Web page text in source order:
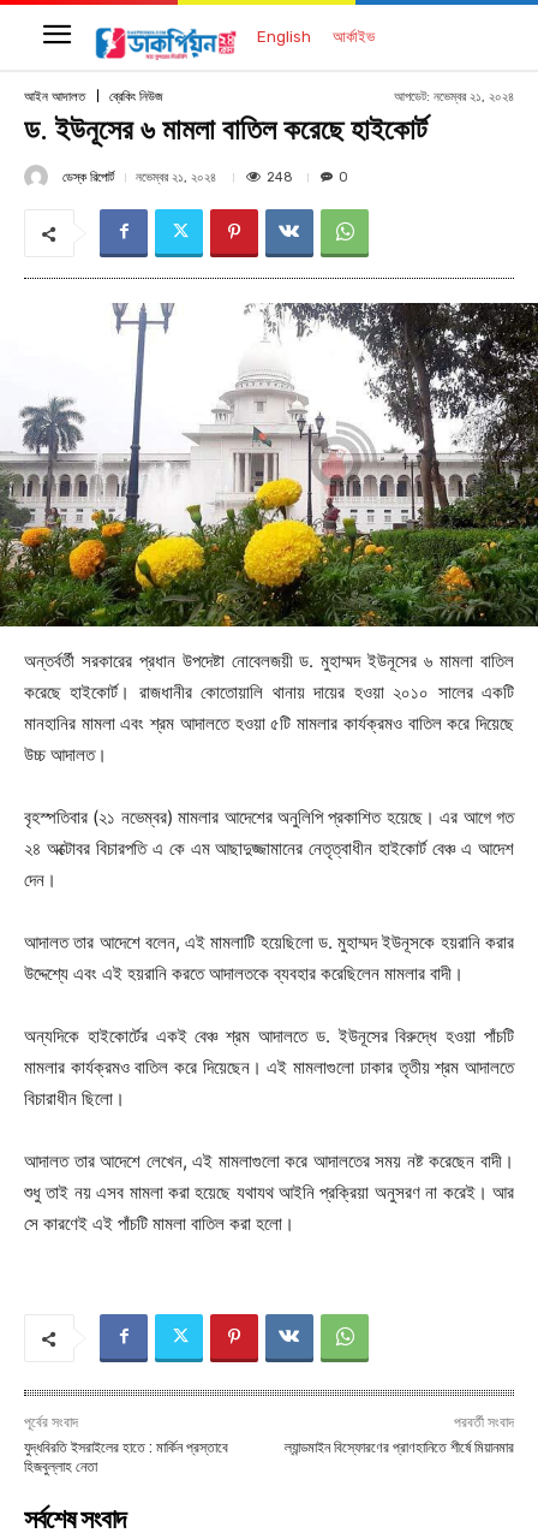
English আর্কাইভ
আইন আদালত ব্রেকিং নিউজ আপডেট: নভেম্বর ২১, ২০২৪
ড. ইউনূসের ৬ মামলা বাতিল করেছে হাইকোর্ট
ডেস্ক রিপোর্ট নভেম্বর ২১, ২০২৪ 248 0
অন্তর্বর্তী সরকারের প্রধান উপদেষ্টা নোবেলজয়ী ড. মুহাম্মদ ইউনূসের ৬ মামলা বাতিল
করেছে হাইকোর্ট। রাজধানীর কোতোয়ালি থানায় দায়ের হওয়া ২০১০ সালের একটি
মানহানির মামলা এবং শ্রম আদালতে হওয়া ৫টি মামলার কার্যক্রমও বাতিল করে দিয়েছে
উচ্চ আদালত।
বৃহস্পতিবার (২১ নভেম্বর) মামলার আদেশের অনুলিপি প্রকাশিত হয়েছে। এর আগে গত
২৪ অক্টোবর বিচারপতি এ কে এম আছাদুজ্জামানের নেতৃত্বাধীন হাইকোর্ট বেঞ্চ এ আদেশ
দেন।
আদালত তার আদেশে বলেন, এই মামলাটি হয়েছিলো ড. মুহাম্মদ ইউনূসকে হয়রানি করার
উদ্দেশ্যে এবং এই হয়রানি করতে আদালতকে ব্যবহার করেছিলেন মামলার বাদী।
অন্যদিকে হাইকোর্টের একই বেঞ্চ শ্রম আদালতে ড. ইউনূসের বিরুদ্ধে হওয়া পাঁচটি
মামলার কার্যক্রমও বাতিল করে দিয়েছেন। এই মামলাগুলো ঢাকার তৃতীয় শ্রম আদালতে
বিচারাধীন ছিলো।
আদালত তার আদেশে লেখেন, এই মামলাগুলো করে আদালতের সময় নষ্ট করেছেন বাদী।
শুধু তাই নয় এসব মামলা করা হয়েছে যথাযথ আইনি প্রক্রিয়া অনুসরণ না করেই। আর
সে কারণেই এই পাঁচটি মামলা বাতিল করা হলো।
পূর্বের সংবাদ
যুদ্ধবিরতি ইসরাইলের হাতে : মার্কিন প্রস্তাবে
হিজবুল্লাহ নেতা
পরবর্তী সংবাদ
ল্যান্ডমাইন বিস্ফোরণের প্রাণহানিতে শীর্ষে মিয়ানমার
সর্বশেষ সংবাদ